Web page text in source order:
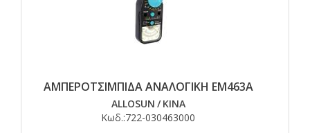
ΑΜΠΕΡΟΤΣΙΜΠΙΔΑ ΑΝΑΛΟΓΙΚΗ ΕΜ463Α
ALLOSUN / ΚΙΝΑ
Κωδ.:722-030463000